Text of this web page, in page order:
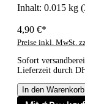
Inhalt: 0.015 kg
4,90 €*
Preise inkl. MwSt.
Sofort
Lieferzeit durch
In den Warenkorb